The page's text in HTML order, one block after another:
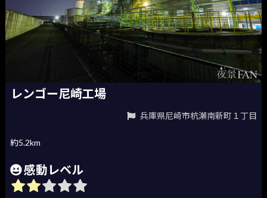
レンゴー尼崎工場
兵庫県尼崎市杭瀬南新町１丁目
約5.2km
感動レベル